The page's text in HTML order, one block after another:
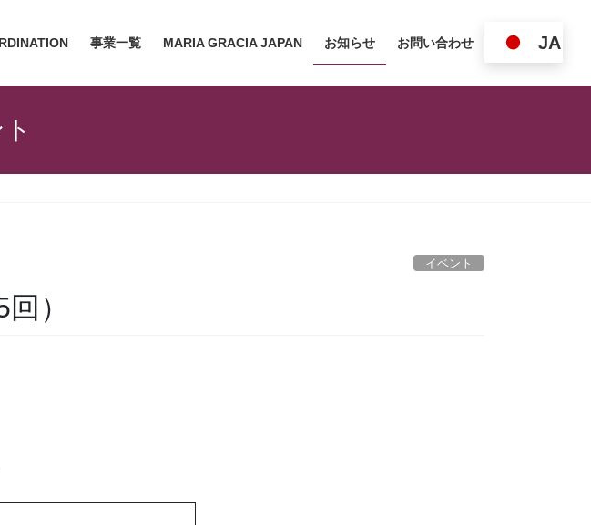
事業一覧 MARIA GRACIA JAPAN お知らせ お問い合わせ JA
イベント
）